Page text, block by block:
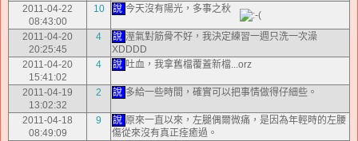
2011-04-22
08:43:00
10 說 今天沒有陽光，多事之秋
2011-04-20
20:25:45
4 說 溼氣對筋骨不好，我決定練習一週只洗一次澡
XDDDD
2011-04-20
15:41:02
4 說 吐血，我拿舊檔覆蓋新檔...orz
2011-04-19
13:02:32
2 說 多給一些時間，確實可以把事情做得仔細些。
2011-04-18
08:49:09
9 說 原來一直以來，左腿偶爾微痛，是因為年輕時的左腰
傷從來沒有真正痊癒過。